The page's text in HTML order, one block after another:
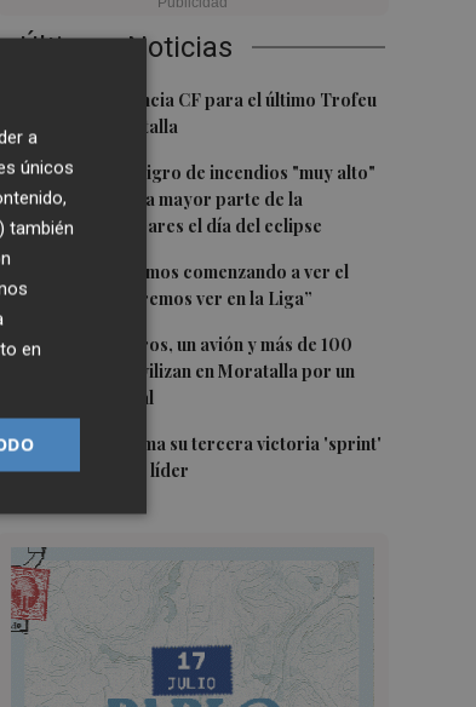
Últimas Noticias
El once del Valencia CF para el último Trofeu
Taronja de Mestalla
2 Aemet prevé peligro de incendios "muy alto"
o "extremo" en la mayor parte de la
Península y Baleares el día del eclipse
3
Company: “Estamos comenzando a ver el
equipo que queremos ver en la Liga”
4 Ocho helicópteros, un avión y más de 100
brigadas se movilizan en Moratalla por un
incendio forestal
5Jorge Martín suma su tercera victoria 'sprint'
del año y es más líder
a
únicos
también
en